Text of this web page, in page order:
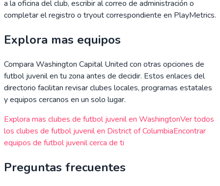
a la oficina del club, escribir al correo de administración o
completar el registro o tryout correspondiente en PlayMetrics.
Explora mas equipos
Compara Washington Capital United con otras opciones de
futbol juvenil en tu zona antes de decidir. Estos enlaces del
directorio facilitan revisar clubes locales, programas estatales
y equipos cercanos en un solo lugar.
Explora mas clubes de futbol juvenil en WashingtonVer todos
los clubes de futbol juvenil en District of ColumbiaEncontrar
equipos de futbol juvenil cerca de ti
Preguntas frecuentes